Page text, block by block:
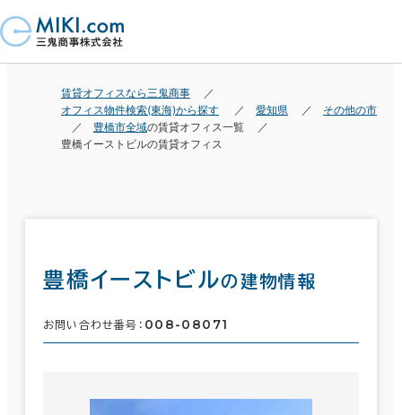
賃貸オフィスなら三鬼商事
オフィス物件検索(東海)から探す
愛知県
その他の市
豊橋市全域の賃貸オフィス一覧
豊橋イーストビルの賃貸オフィス
豊橋イーストビルの建物情報
お問い合わせ番号： 008-08071